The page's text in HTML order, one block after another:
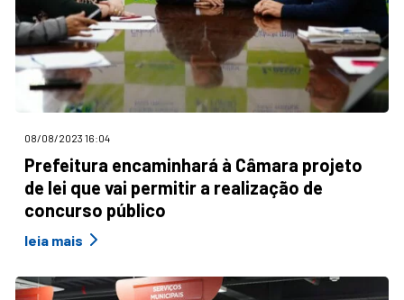
08/08/2023 16:04
Prefeitura encaminhará à Câmara projeto
de lei que vai permitir a realização de
concurso público
leia mais